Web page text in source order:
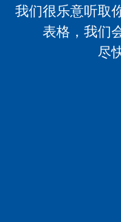
我们很乐意听取
表格，我们
尽